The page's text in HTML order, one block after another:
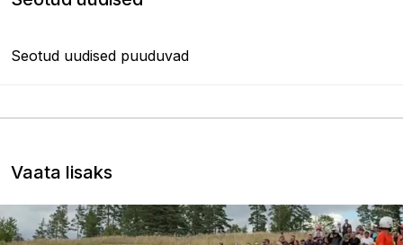
Seotud uudised puuduvad
Vaata lisaks